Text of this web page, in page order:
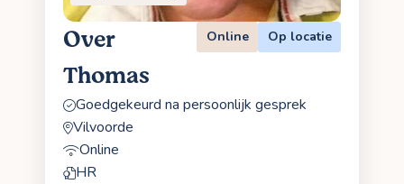
Over
Thomas
Online Op locatie
Goedgekeurd na persoonlijk gesprek
Vilvoorde
Online
HR